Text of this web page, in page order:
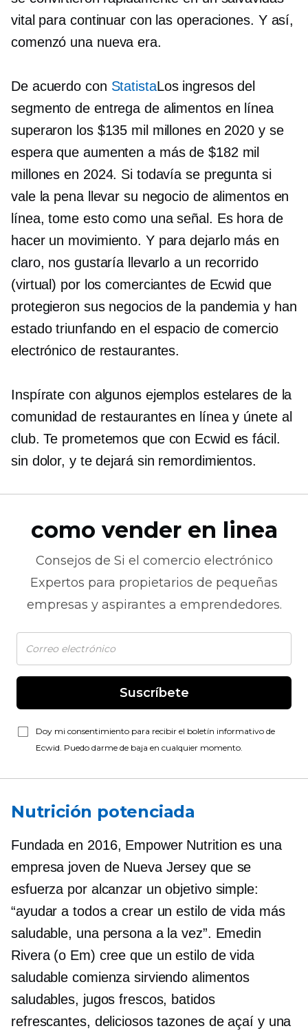
vital para continuar con las operaciones. Y así,
comenzó una nueva era.
De acuerdo con StatistaLos ingresos del
segmento de entrega de alimentos en línea
superaron los $135 mil millones en 2020 y se
espera que aumenten a más de $182 mil
millones en 2024. Si todavía se pregunta si
vale la pena llevar su negocio de alimentos en
línea, tome esto como una señal. Es hora de
hacer un movimiento. Y para dejarlo más en
claro, nos gustaría llevarlo a un recorrido
(virtual) por los comerciantes de Ecwid que
protegieron sus negocios de la pandemia y han
estado triunfando en el espacio de comercio
electrónico de restaurantes.
Inspírate con algunos ejemplos estelares de la
comunidad de restaurantes en línea y únete al
club. Te prometemos que con Ecwid es fácil.
sin dolor, y te dejará sin remordimientos.
como vender en linea
Consejos de Si el comercio electrónico
Expertos para propietarios de pequeñas
empresas y aspirantes a emprendedores.
Suscríbete
Doy mi consentimiento para recibir el boletín informativo de
Ecwid. Puedo darme de baja en cualquier momento.
Nutrición potenciada
Fundada en 2016, Empower Nutrition es una
empresa joven de Nueva Jersey que se
esfuerza por alcanzar un objetivo simple:
“ayudar a todos a crear un estilo de vida más
saludable, una persona a la vez”. Emedin
Rivera (o Em) cree que un estilo de vida
saludable comienza sirviendo alimentos
saludables, jugos frescos, batidos
refrescantes, deliciosos tazones de açaí y una